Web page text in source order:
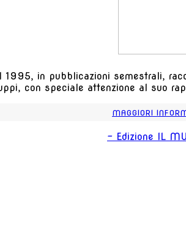
1995, in pubblicazioni semestrali,
con speciale attenzione al suo
MAGGIORI
- Edizione IL